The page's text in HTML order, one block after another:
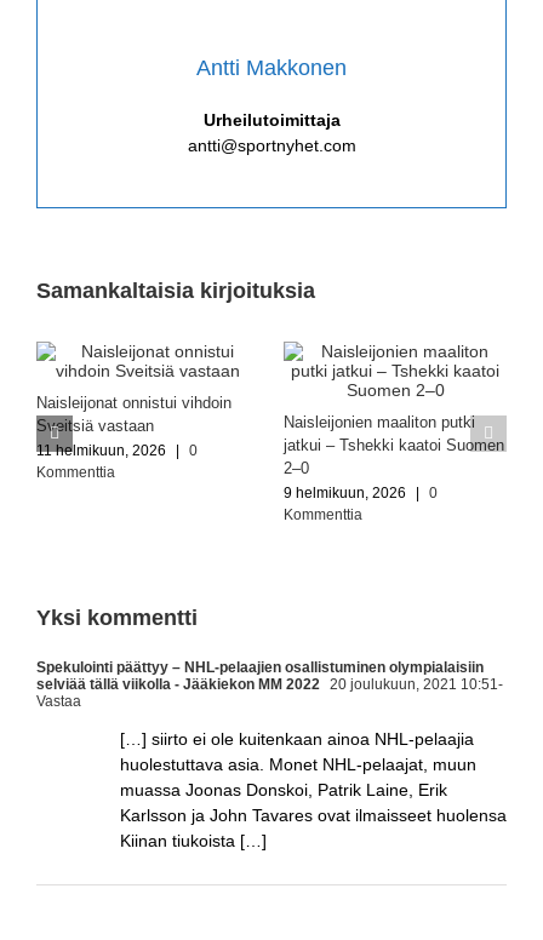
Antti Makkonen
Urheilutoimittaja
antti@sportnyhet.com
Samankaltaisia kirjoituksia
Naisleijonat onnistui vihdoin
Sveitsiä vastaan
11 helmikuun, 2026 |
0
Kommenttia
Naisleijonien maaliton putki
jatkui – Tshekki kaatoi Suomen
2–0
9 helmikuun, 2026 |
0
Kommenttia
Yksi kommentti
Spekulointi päättyy – NHL-pelaajien osallistuminen olympialaisiin
selviää tällä viikolla - Jääkiekon MM 2022 20 joulukuun, 2021 10:51-
Vastaa
[…] siirto ei ole kuitenkaan ainoa NHL-pelaajia
huolestuttava asia. Monet NHL-pelaajat, muun
muassa Joonas Donskoi, Patrik Laine, Erik
Karlsson ja John Tavares ovat ilmaisseet huolensa
Kiinan tiukoista […]